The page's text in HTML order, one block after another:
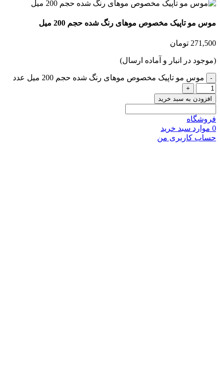
مو تاپیک مخصوص موهای رنگ شده حجم 200 میل
تومان
در انبار و آماده ارسال)
موس مو تاپیک مخصوص موهای رنگ شده حجم 200 میل عدد
به سبد خرید
سبد خرید
کاربری من